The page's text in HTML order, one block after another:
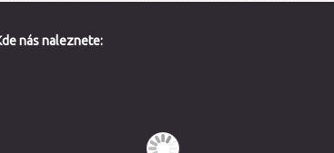
nás naleznete: